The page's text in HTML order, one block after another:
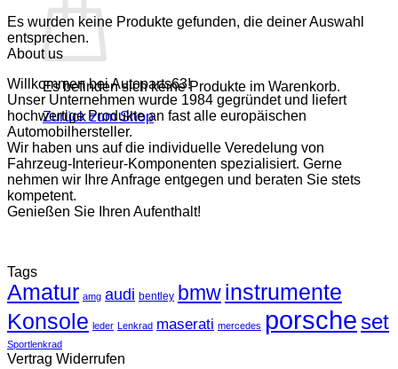
Es befinden sich keine Produkte im Warenkorb.
Zurück zum Shop
Es wurden keine Produkte gefunden, die deiner Auswahl
entsprechen.
About us
Willkommen bei Autoparts63!
Unser Unternehmen wurde 1984 gegründet und liefert
hochwertige Produkte an fast alle europäischen
Automobilhersteller.
Wir haben uns auf die individuelle Veredelung von
Fahrzeug-Interieur-Komponenten spezialisiert. Gerne
nehmen wir Ihre Anfrage entgegen und beraten Sie stets
kompetent.
Genießen Sie Ihren Aufenthalt!
Tags
Amatur amg audi bentley bmwinstrumente
Konsole leder Lenkrad maserati mercedes porsche set
Sportlenkrad
Vertrag Widerrufen